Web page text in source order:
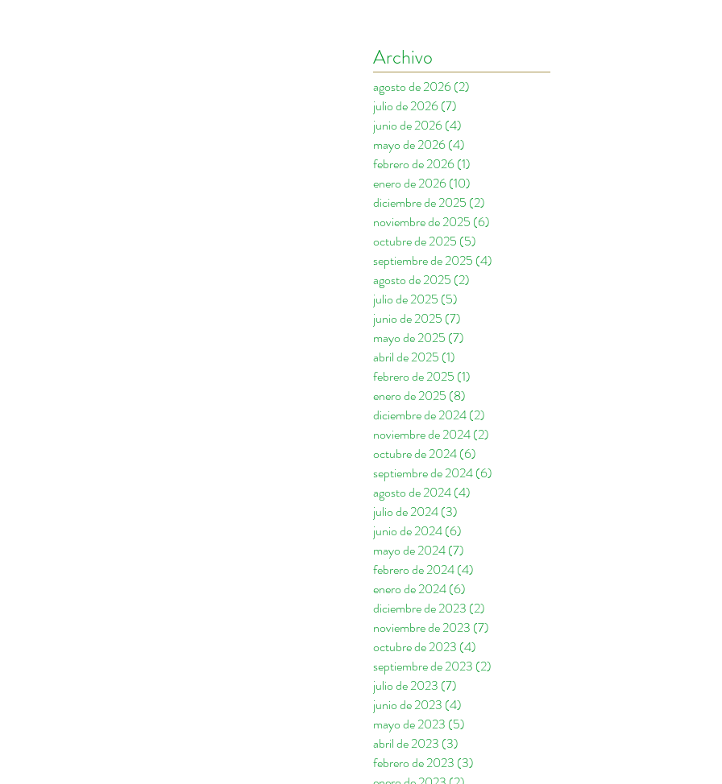
Archivo
agosto de 2026(2)
julio de 2026(7)
junio de 2026(4)
mayo de 2026(4)
febrero de 2026(1)
enero de 2026(10)
diciembre de 2025 (2)
noviembre de 2025 (6)
octubre de 2025 (5)
septiembre de 2025 (4)
agosto de 2025 (2)
julio de 2025 (5)
junio de 2025 (7)
mayo de 2025 (7)
abril de 2025 (1)
febrero de 2025 (1)
enero de 2025 (8)
diciembre de 2024(2)
noviembre de 2024(2)
octubre de 2024(6)
septiembre de 2024(6)
agosto de 2024(4)
julio de 2024(3)
junio de 2024(6)
mayo de 2024(7)
febrero de 2024(4)
enero de 2024(6)
diciembre de 2023 (2)
noviembre de 2023 (7)
octubre de 2023 (4)
septiembre de 2023 (2)
julio de 2023 (7)
junio de 2023 (4)
mayo de 2023 (5)
abril de 2023 (3)
febrero de 2023 (3)